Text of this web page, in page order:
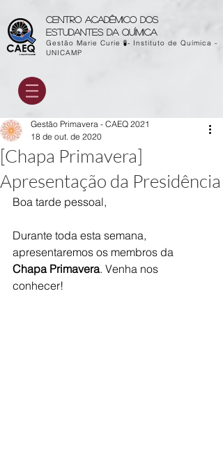
Centro acadêmico dos
estudantes da química
Gestão Marie Curie 🧪- Instituto de Química -
UNICAMP
[Chapa Primavera]
Apresentação da Presidência
Gestão Primavera - CAEQ 2021
18 de out. de 2020
Boa tarde pessoal,
Durante toda esta semana,
apresentaremos os membros da
Chapa Primavera. Venha nos
conhecer!